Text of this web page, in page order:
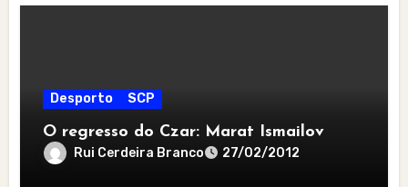
Desporto SCP
O regresso do Czar: Marat Ismailov
Rui Cerdeira Branco 27/02/2012